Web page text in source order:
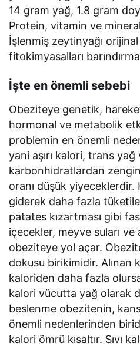
14 gram yağ, 1.8 gram
Protein, vitamin ve
İşlenmiş zeytinyağı
fitokimyasalları
İşte en önemli sebebi
Obeziteye genetik,
hormonal ve metabolik
problemin en önemli
yani aşırı kalori, trans
karbonhidratlardan
oranı düşük yiyeceklerdir.
giderek daha fazla
patates kızartması gibi
içecekler, meyve suları ve
obeziteye yol açar.
dokusu birikimidir. Alınan
kaloriden daha fazla
kalori vücutta yağ olarak
beslenme obezitenin,
önemli nedenlerinden
kalori ömrü kısaltır. Sıvı